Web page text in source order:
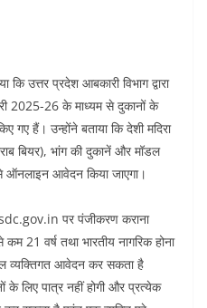
उत्तर प्रदेश आबकारी विभाग द्वारा
2025-26 के माध्यम से दुकानों के
गए हैं। उन्होंने बताया कि देशी मदिरा
बियर), भांग की दुकानें और मॉडल
ऑनलाइन आवेदन किया जाएगा।
पर पंजीकरण कराना
21 वर्ष तथा भारतीय नागरिक होना
व्यक्तिगत आवेदन कर सकता है
के लिए पात्र नहीं होगी और प्रत्येक